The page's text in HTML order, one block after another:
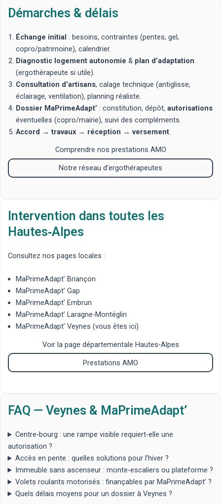
Démarches & délais
Échange initial : besoins, contraintes (pentes, gel,
copro/patrimoine), calendrier.
Diagnostic logement autonomie & plan d’adaptation
(ergothérapeute si utile).
Consultation d’artisans, calage technique (antiglisse,
éclairage, ventilation), planning réaliste.
Dossier MaPrimeAdapt’ : constitution, dépôt, autorisations
éventuelles (copro/mairie), suivi des compléments.
Accord →travaux→ réception → versement.
Comprendre nos prestations AMO
Notre réseau d’ergothérapeutes
Intervention dans toutes les
Hautes‑Alpes
Consultez nos pages locales :
MaPrimeAdapt’ Briançon
MaPrimeAdapt’ Gap
MaPrimeAdapt’ Embrun
MaPrimeAdapt’ Laragne‑Montéglin
MaPrimeAdapt’ Veynes (vous êtes ici)
Voir la page départementale Hautes‑Alpes
Prestations AMO
FAQ — Veynes & MaPrimeAdapt’
Centre‑bourg : une rampe visible requiert‑elle une
autorisation ?
Accès en pente : quelles solutions pour l’hiver ?
Immeuble sans ascenseur : monte‑escaliers ou plateforme ?
Volets roulants motorisés : finançables par MaPrimeAdapt’ ?
Quels délais moyens pour un dossier à Veynes ?